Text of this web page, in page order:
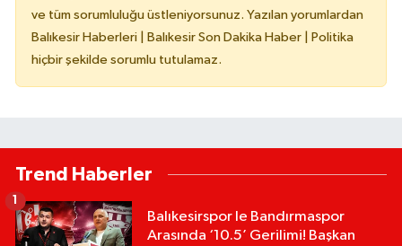
ve tüm sorumluluğu üstleniyorsunuz. Yazılan yorumlardan
Balıkesir Haberleri | Balıkesir Son Dakika Haber | Politika
hiçbir şekilde sorumlu tutulamaz.
Trend Haberler
Balıkesirspor le Bandırmaspor
Arasında ‘10.5’ Gerilimi! Başkan
1